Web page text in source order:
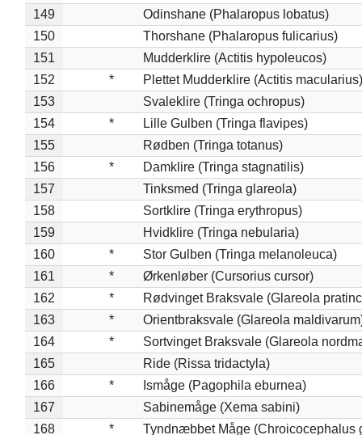
149
Odinshane (Phalaropus lobatus)
150
Thorshane (Phalaropus fulicarius)
151
Mudderklire (Actitis hypoleucos)
152
*
Plettet Mudderklire (Actitis macularius)
153
Svaleklire (Tringa ochropus)
154
*
Lille Gulben (Tringa flavipes)
155
Rødben (Tringa totanus)
156
*
Damklire (Tringa stagnatilis)
157
Tinksmed (Tringa glareola)
158
Sortklire (Tringa erythropus)
159
Hvidklire (Tringa nebularia)
160
*
Stor Gulben (Tringa melanoleuca)
161
*
Ørkenløber (Cursorius cursor)
162
*
Rødvinget Braksvale (Glareola
163
*
Orientbraksvale (Glareola
164
*
Sortvinget Braksvale (Glareola
165
Ride (Rissa tridactyla)
166
*
Ismåge (Pagophila eburnea)
167
Sabinemåge (Xema sabini)
168
*
Tyndnæbbet Måge (Chroicocephalus